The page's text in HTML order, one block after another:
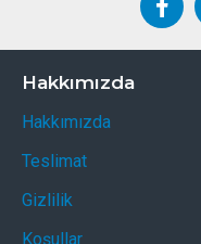
Hakkımızda
Hakkımızda
Teslimat
Gizlilik
Koşullar